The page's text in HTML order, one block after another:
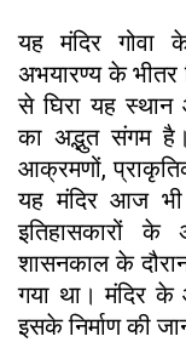
यह मंदिर गोवा
अभयारण्य के भीतर
से घिरा यह स्थान
का अद्भुत संगम
आक्रमणों,
यह मंदिर आज
इतिहासकारों के
शासनकाल के दौरान
गया था। मंदिर
इसके निर्माण की